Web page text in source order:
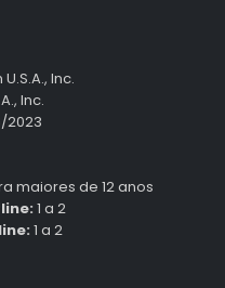
Inc.
Inc.
2023
maiores de 12 anos
1 a 2
1 a 2